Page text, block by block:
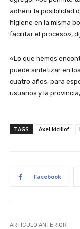
adherir la posibilidad
higiene en la misma
facilitar el proceso»,
«Lo que hemos
puede sintetizar en
cuatro años: para
usuarios y la
TAGS Axel kicillof
Facebook
ARTÍCULO ANTERIOR